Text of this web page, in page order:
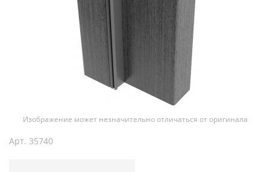
Изображение может незначительно отличаться от оригинала
Арт. 35740